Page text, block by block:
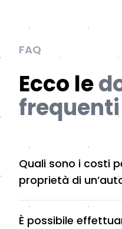
FAQ
Ecco le
frequenti
Quali sono i costi
proprietà di
È possibile